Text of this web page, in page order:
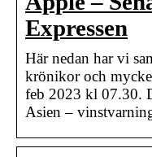
Expressen
Här nedan har vi
krönikor och
feb 2023 kl 07.30.
Asien –